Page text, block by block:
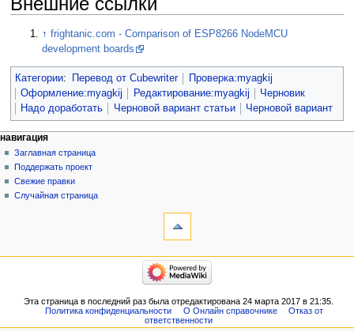
↑ frightanic.com - Comparison of ESP8266 NodeMCU
development boards
Категории: Перевод от Сubewriter
Проверка:myagkij
Оформление:myagkij
Редактирование:myagkij
Черновик
Надо доработать
Черновой вариант статьи Черновой вариант
навигация
Заглавная страница
Поддержать проект
Свежие правки
Случайная страница
Эта страница в последний раз была отредактирована 24 марта 2017 в 21:35.
Политика конфиденциальности
О Онлайн справочнике
Отказ от
ответственности